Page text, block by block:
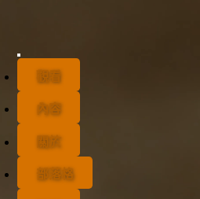
觀看
內容
關於
部落格